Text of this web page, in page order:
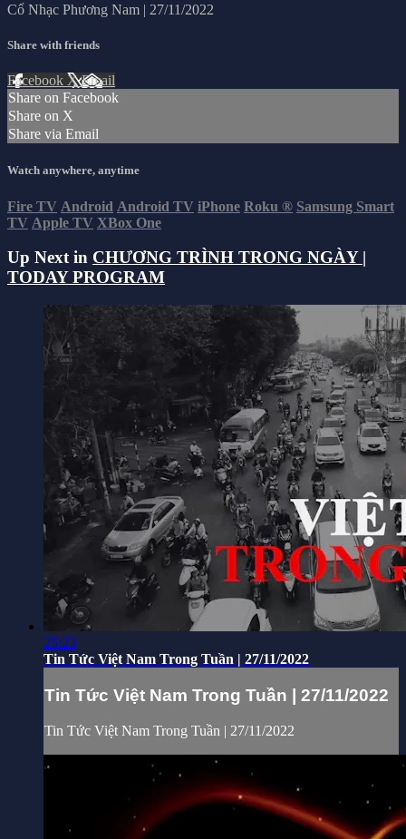
Cổ Nhạc Phương Nam | 27/11/2022
Share with friends
Facebook XEmail
Share on Facebook
Share on X
Share via Email
Watch anywhere, anytime
Fire TV Android Android TV iPhone Roku ® Samsung Smart
TV Apple TV XBox One
Up Next in CHƯƠNG TRÌNH TRONG NGÀY |
TODAY PROGRAM
25:23
Tin Tức Việt Nam Trong Tuần | 27/11/2022
Tin Tức Việt Nam Trong Tuần | 27/11/2022
Tin Tức Việt Nam Trong Tuần | 27/11/2022